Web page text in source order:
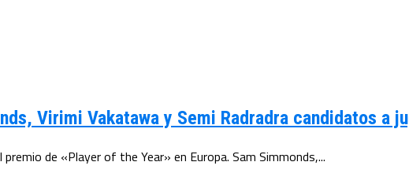
Virimi Vakatawa y Semi Radradra candidatos a
de «Player of the Year» en Europa. Sam Simmonds,...